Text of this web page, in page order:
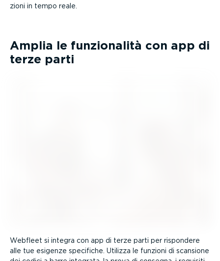
zioni in tempo reale.
Amplia le funzio­nalità con app di
terze parti
Webfleet si integra con app di terze parti per rispondere
alle tue esigenze specifiche. Utilizza le funzioni di scansione